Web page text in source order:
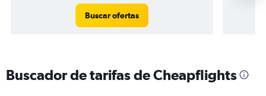
Buscar ofertas
Buscador de tarifas de Cheapflights